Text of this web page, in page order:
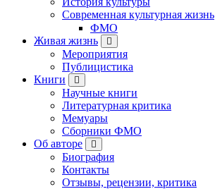
Современная культурная жизнь
ФМО
Живая жизнь
Мероприятия
Публицистика
Книги
Научные книги
Литературная критика
Мемуары
Сборники ФМО
Об авторе
Биография
Контакты
Отзывы, рецензии, критика